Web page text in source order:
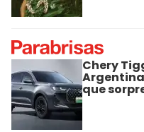
Chery
que